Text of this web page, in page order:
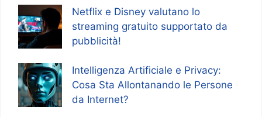
Netflix e Disney valutano lo
streaming gratuito supportato da
pubblicità!
Intelligenza Artificiale e Privacy:
Cosa Sta Allontanando le Persone
da Internet?